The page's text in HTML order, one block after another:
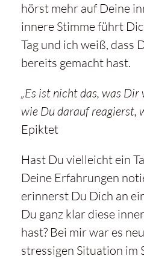
hörst mehr auf Deine
innere Stimme führt
Tag und ich weiß, dass
bereits gemacht hast.
„Es ist nicht das, was
wie Du darauf reagierst,
Epiktet
Hast Du vielleicht ein
Deine Erfahrungen
erinnerst Du Dich an
Du ganz klar diese
hast? Bei mir war es
stressigen Situation im